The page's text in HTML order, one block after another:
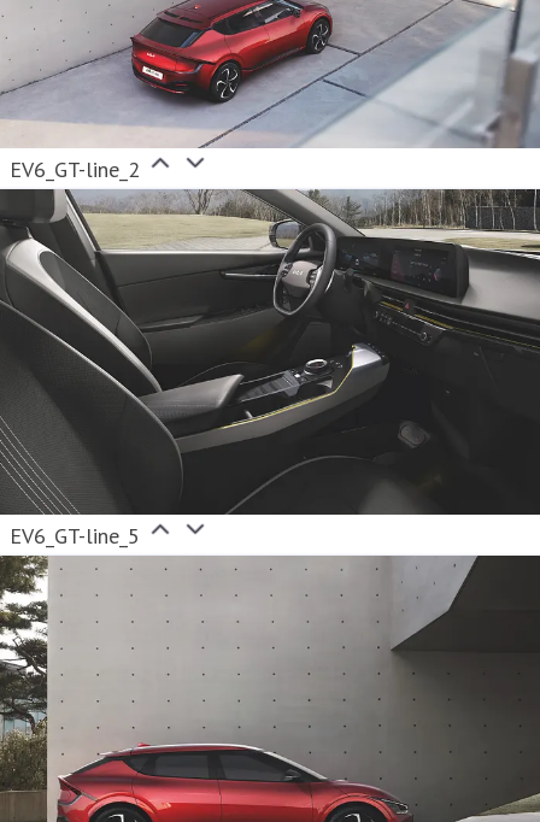
EV6_GT-line_2
EV6_GT-line_5